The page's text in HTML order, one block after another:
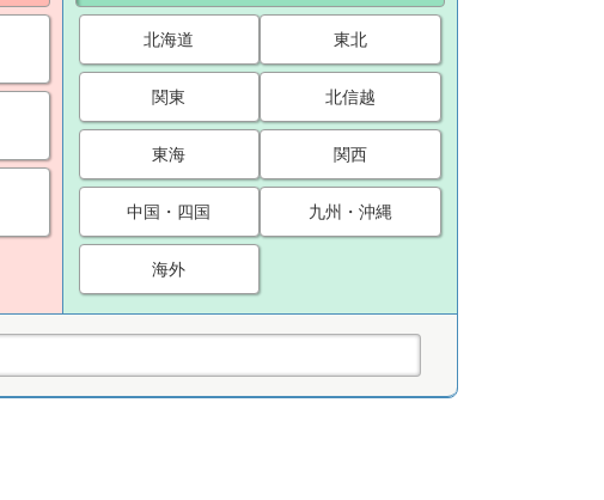
北海道 東北
関東 北信越
東海 関西
中国・四国 九州・沖縄
海外